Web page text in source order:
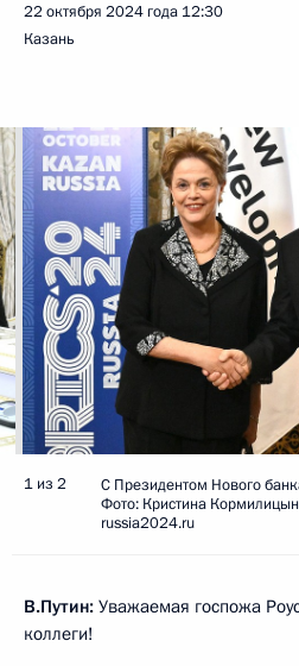
22 октября 2024 года 12:30
Казань
1 из 2
C Президентом Нового
Фото: Кристина
russia2024.ru
В.Путин: Уважаемая госпожа
коллеги!